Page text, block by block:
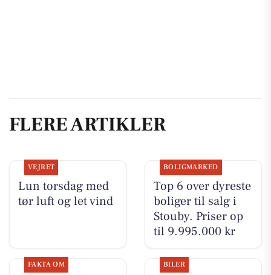
FLERE ARTIKLER
VEJRET
Lun torsdag med
tør luft og let vind
BOLIGMARKED
Top 6 over dyreste
boliger til salg i
Stouby. Priser op
til 9.995.000 kr
FAKTA OM BILER